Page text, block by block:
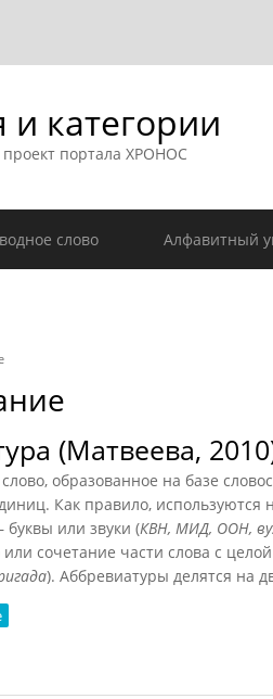
и категории
портала ХРОНОС
слово Алфавитный
(Матвеева,
образованное на базе
Как правило, используются
или звуки (КВН, МИД, ООН,
сочетание части слова с
). Аббревиатуры делятся на